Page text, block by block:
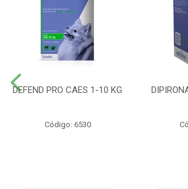
DEFEND PRO CAES 1-10 KG
Código: 6530